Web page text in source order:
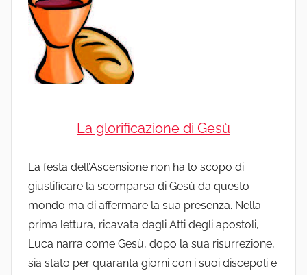
La glorificazione di Gesù
La festa dell’Ascensione non ha lo scopo di
giustificare la scomparsa di Gesù da questo
mondo ma di affermare la sua presenza. Nella
prima lettura, ricavata dagli Atti degli apostoli,
Luca narra come Gesù, dopo la sua risurrezione,
sia stato per quaranta giorni con i suoi discepoli e